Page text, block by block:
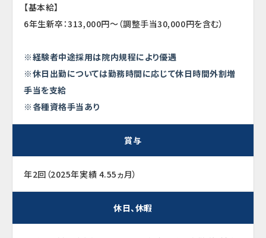
【基本給】
6年生新卒：313,000円～（調整手当30,000円を含む）
※経験者中途採用は院内規程により優遇
※休日出勤については勤務時間に応じて休日時間外割増
手当を支給
※各種資格手当あり
賞与
年2回（2025年実績 4.55ヵ月）
休日、休暇